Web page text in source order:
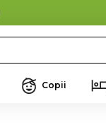
Copii